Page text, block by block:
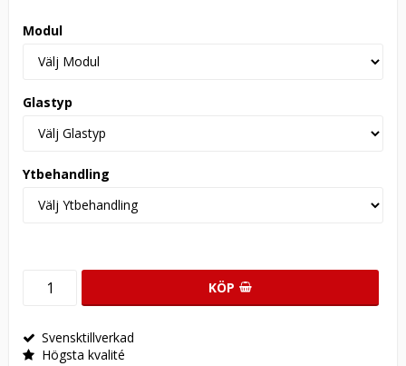
Modul
Glastyp
Ytbehandling
KÖP
Svensktillverkad
Högsta kvalité